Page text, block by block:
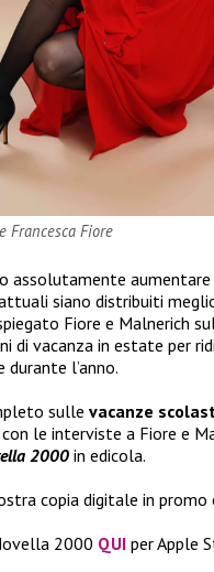
Francesca Fiore
assolutamente aumentare
siano distribuiti
Fiore e Malnerich
di vacanza in estate per
l’anno.
sulle vacanze
, con le interviste a Fiore e
2000in edicola.
copia digitale in promo
2000 QUI per Apple